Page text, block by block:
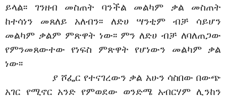
ይላል፡፡ ገንዘብ መስጠት ባንችል መልካም ቃል መስጠት
ከተሳነን መጸለይ አለብን፡፡ ለድሀ ሣንቲም ብቻ ሳይሆን
መልካም ቃልም ምጽዋት ነው፡፡ ምን ለድሀ ብቻ ለባለጠጋው
የምንመጸውተው የነፍስ ምጽዋት የሆነውን መልካም ቃል
ነው፡፡
ያ ሾፌር የተናገረውን ቃል አሁን ሳስበው በውጭ
አገር የሚኖር አንድ የምወደው ወንድሜ አብርሃም ሊንከን